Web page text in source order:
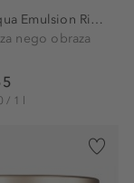
Super Aqua Emulsion Rich
nego obraza
/ 1 l